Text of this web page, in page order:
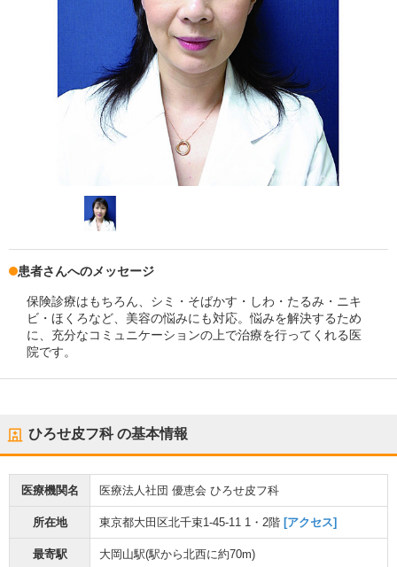
患者さんへのメッセージ
保険診療はもちろん、シミ・そばかす・しわ・たるみ・ニキ
ビ・ほくろなど、美容の悩みにも対応。悩みを解決するため
に、充分なコミュニケーションの上で治療を行ってくれる医
院です。
ひろせ皮フ科の基本情報
医療機関名 医療法人社団 優恵会 ひろせ皮フ科
所在地 東京都大田区北千束1-45-11 1・2階 [アクセス]
最寄駅 大岡山駅(駅から北西に約70m)